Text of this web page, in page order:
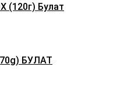
(120г) Булат
БУЛАТ